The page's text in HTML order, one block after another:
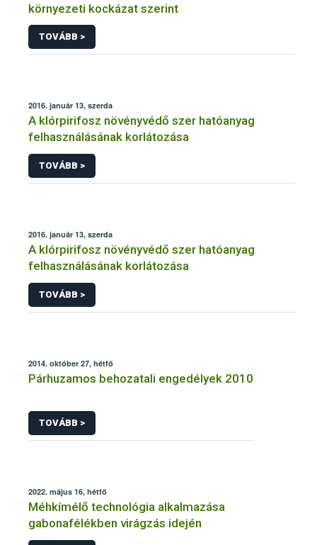
környezeti kockázat szerint
TOVÁBB >
2016. január 13, szerda
A klórpirifosz növényvédő szer hatóanyag
felhasználásának korlátozása
TOVÁBB >
2016. január 13, szerda
A klórpirifosz növényvédő szer hatóanyag
felhasználásának korlátozása
TOVÁBB >
2014. október 27, hétfő
Párhuzamos behozatali engedélyek 2010
TOVÁBB >
2022. május 16, hétfő
Méhkímélő technológia alkalmazása
gabonafélékben virágzás idején